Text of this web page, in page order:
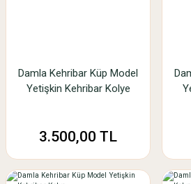
Damla Kehribar Küp Model
Yetişkin Kehribar Kolye
3.500,00 TL